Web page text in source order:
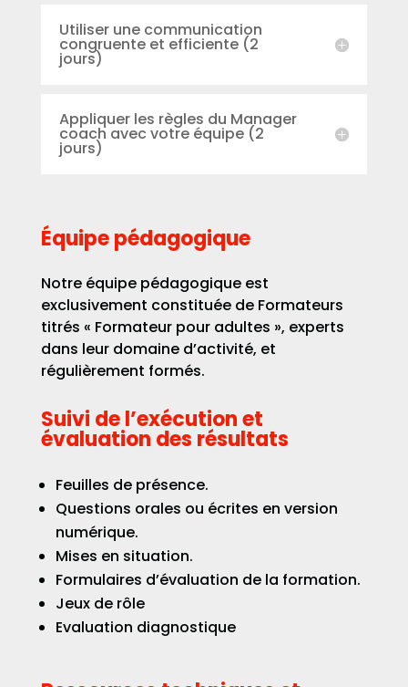
Utiliser une communication
congruente et efficiente (2
jours)
Appliquer les règles du Manager
coach avec votre équipe (2
jours)
Équipe pédagogique
Notre équipe pédagogique est
exclusivement constituée de Formateurs
titrés « Formateur pour adultes », experts
dans leur domaine d’activité, et
régulièrement formés.
Suivi de l’exécution et
évaluation des résultats
Feuilles de présence.
Questions orales ou écrites en version
numérique.
Mises en situation.
Formulaires d’évaluation de la formation.
Jeux de rôle
Evaluation diagnostique